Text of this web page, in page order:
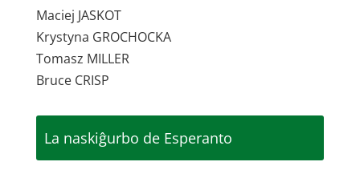
Maciej JASKOT
Krystyna GROCHOCKA
Tomasz MILLER
Bruce CRISP
La naskiĝurbo de Esperanto